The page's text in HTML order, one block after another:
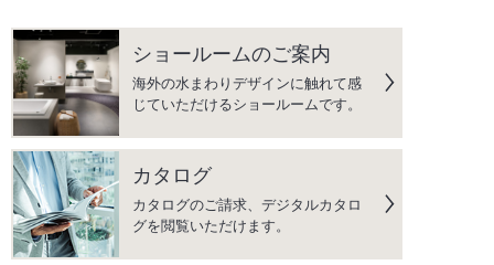
ショールームのご案内
海外の水まわりデザインに触れて感
じていただけるショールームです。
カタログ
カタログのご請求、デジタルカタロ
グを閲覧いただけます。